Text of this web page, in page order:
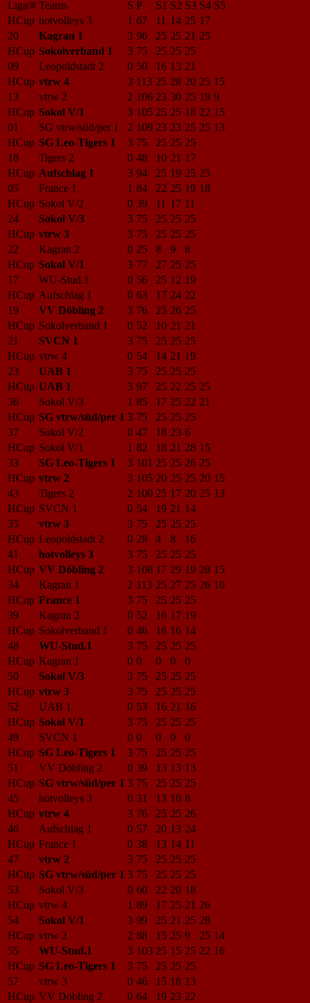
Liga/# Teams S P S1 S2 S3 S4 S5
HCup hotvolleys 3 1 67 11 14 25 17
20
Kagran 1 3 96 25 25 21 25
HCup Sokolverband 1 3 75 25 25 25
09
Leopoldstadt 2 0 50 16 13 21
HCup vtrw 4 3 113 25 28 20 25 15
13
vtrw 2 2 106 23 30 25 19 9
HCup Sokol V/1 3 105 25 25 18 22 15
01
SG vtrw/süd/per 1 2 109 23 23 25 25 13
HCup SG Leo-Tigers 1 3 75 25 25 25
18
Tigers 2 0 48 10 21 17
HCup Aufschlag 1 3 94 25 19 25 25
05
France 1 1 84 22 25 19 18
HCup Sokol V/2 0 39 11 17 11
24
Sokol V/3 3 75 25 25 25
HCup vtrw 3 3 75 25 25 25
22
Kagran 2 0 25 8 9
8
HCup Sokol V/1 3 77 27 25 25
17
WU-Stud.1 0 56 25 12 19
HCup Aufschlag 1 0 63 17 24 22
19
VV Döbling 2 3 76 25 26 25
HCup Sokolverband 1 0 52 10 21 21
21
SVCN 1 3 75 25 25 25
HCup vtrw 4 0 54 14 21 19
23
UAB 1 3 75 25 25 25
HCup UAB 1 3 97 25 22 25 25
36
Sokol V/3 1 85 17 25 22 21
HCup SG vtrw/süd/per 1 3 75 25 25 25
37
Sokol V/2 0 47 18 23 6
HCup Sokol V/1 1 82 18 21 28 15
33
SG Leo-Tigers 1 3 101 25 25 26 25
HCup vtrw 2 3 105 20 25 25 20 15
43
Tigers 2 2 100 25 17 20 25 13
HCup SVCN 1 0 54 19 21 14
35
vtrw 3 3 75 25 25 25
HCup Leopoldstadt 2 0 28 4 8
16
41
hotvolleys 3 3 75 25 25 25
HCup VV Döbling 2 3 108 17 29 19 28 15
34
Kagran 1 2 113 25 27 25 26 10
HCup France 1 3 75 25 25 25
39
Kagran 2 0 52 16 17 19
HCup Sokolverband 1 0 46 16 16 14
48
WU-Stud.1 3 75 25 25 25
HCup Kagran 1 0 0 0 0
0
50
Sokol V/3 3 75 25 25 25
HCup vtrw 3 3 75 25 25 25
52
UAB 1 0 53 16 21 16
HCup Sokol V/1 3 75 25 25 25
49
SVCN 1 0 0 0 0
0
HCup SG Leo-Tigers 1 3 75 25 25 25
51
VV Döbling 2 0 39 13 13 13
HCup SG vtrw/süd/per 1 3 75 25 25 25
45
hotvolleys 3 0 31 13 10 8
HCup vtrw 4 3 76 25 25 26
46
Aufschlag 1 0 57 20 13 24
HCup France 1 0 38 13 14 11
47
vtrw 2 3 75 25 25 25
HCup SG vtrw/süd/per 1 3 75 25 25 25
53
Sokol V/3 0 60 22 20 18
HCup vtrw 4 1 89 17 25 21 26
54
Sokol V/1 3 99 25 21 25 28
HCup vtrw 2 2 88 15 25 9 25 14
55
WU-Stud.1 3 103 25 15 25 22 16
HCup SG Leo-Tigers 1 3 75 25 25 25
57
vtrw 3 0 46 15 18 13
HCup VV Döbling 2 0 64 19 23 22